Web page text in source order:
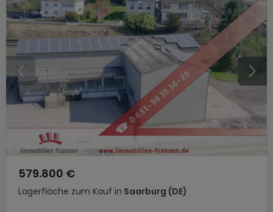
Lagerfläche zum Kauf in Saarburg (DE)
579.800 €